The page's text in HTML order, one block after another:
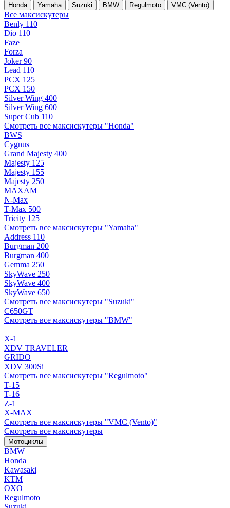
Honda Yamaha Suzuki BMW Regulmoto VMC (Vento)
Все максискутеры
Benly 110
Dio 110
Faze
Forza
Joker 90
Lead 110
PCX 125
PCX 150
Silver Wing 400
Silver Wing 600
Super Cub 110
Смотреть все максискутеры "Honda"
BWS
Cygnus
Grand Majesty 400
Majesty 125
Majesty 155
Majesty 250
MAXAM
N-Max
T-Max 500
Tricity 125
Смотреть все максискутеры "Yamaha"
Address 110
Burgman 200
Burgman 400
Gemma 250
SkyWave 250
SkyWave 400
SkyWave 650
Смотреть все максискутеры "Suzuki"
C650GT
Смотреть все максискутеры "BMW"
X-1
XDV TRAVELER
GRIDO
XDV 300Si
Смотреть все максискутеры "Regulmoto"
T-15
T-16
Z-1
X-MAX
Смотреть все максискутеры "VMC (Vento)"
Смотреть все максискутеры
Мотоциклы
BMW
Honda
Kawasaki
KTM
OXO
Regulmoto